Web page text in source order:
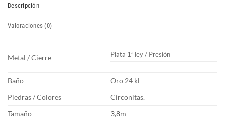
Descripción
Valoraciones (0)
Metal / Cierre Plata 1ª ley / Presión
Baño
Oro 24 kl
Piedras / Colores
Circonitas.
Tamaño
3,8m